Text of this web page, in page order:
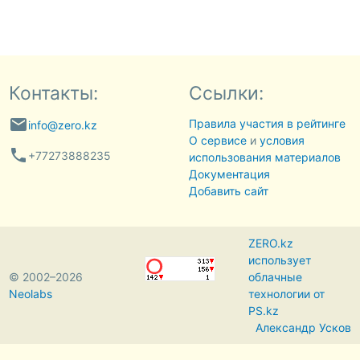
Контакты:
emailinfo@zero.kz
phone +77273888235
Ссылки:
Правила участия в рейтинге
О сервисеи условия
использования материалов
Документация
Добавить сайт
© 2002–2026
Neolabs
ZERO.kz
использует
облачные
технологии от
PS.kz
Александр Усков